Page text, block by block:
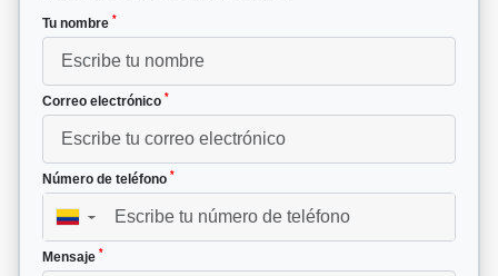
Tu nombre *
Correo electrónico *
Número de teléfono *
▼
Mensaje *